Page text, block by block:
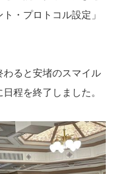
・プロトコル設定」
ると安堵のスマイル
程を終了しました。